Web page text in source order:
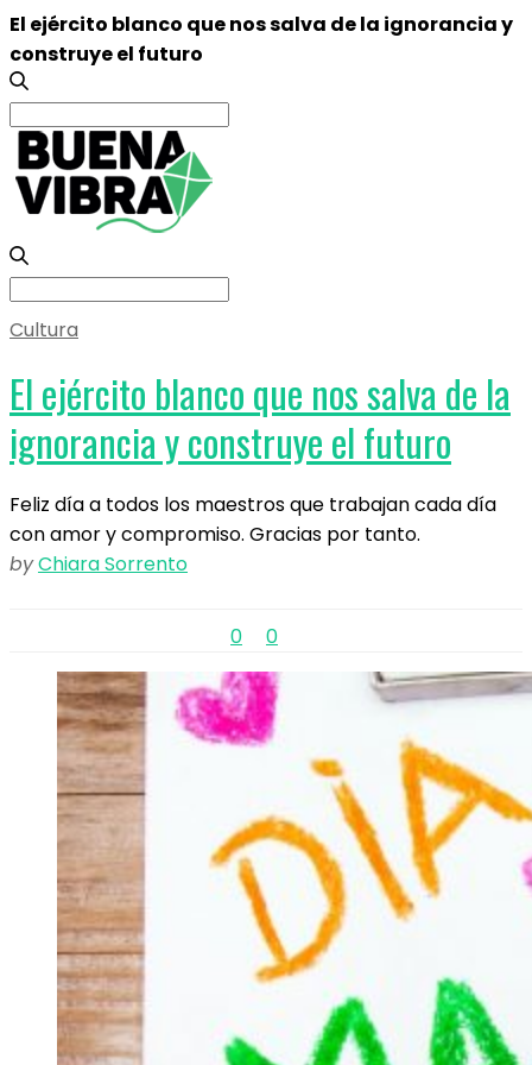
El ejército blanco que nos salva de la ignorancia y
construye el futuro
Search
for:
Search
Cultura
El ejército blanco que nos salva de la
ignorancia y construye el futuro
Feliz día a todos los maestros que trabajan cada día
con amor y compromiso. Gracias por tanto.
byChiara Sorrento
0 0